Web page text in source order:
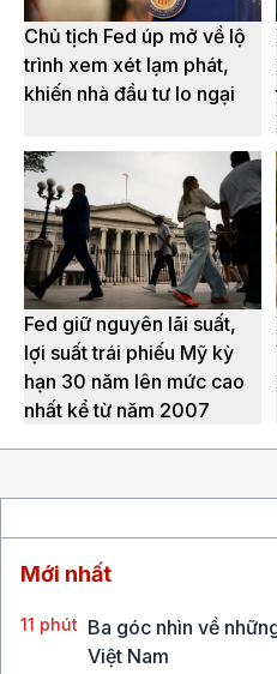
Chủ tịch Fed úp mở về lộ
trình xem xét lạm phát,
khiến nhà đầu tư lo ngại
Fed giữ nguyên lãi suất,
lợi suất trái phiếu Mỹ kỳ
hạn 30 năm lên mức cao
nhất kể từ năm 2007
Mới nhất
11 phút Ba góc nhìn về
Việt Nam